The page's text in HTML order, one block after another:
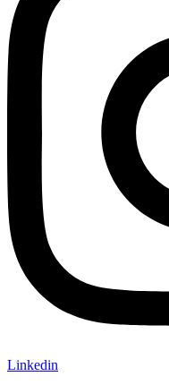
Linkedin